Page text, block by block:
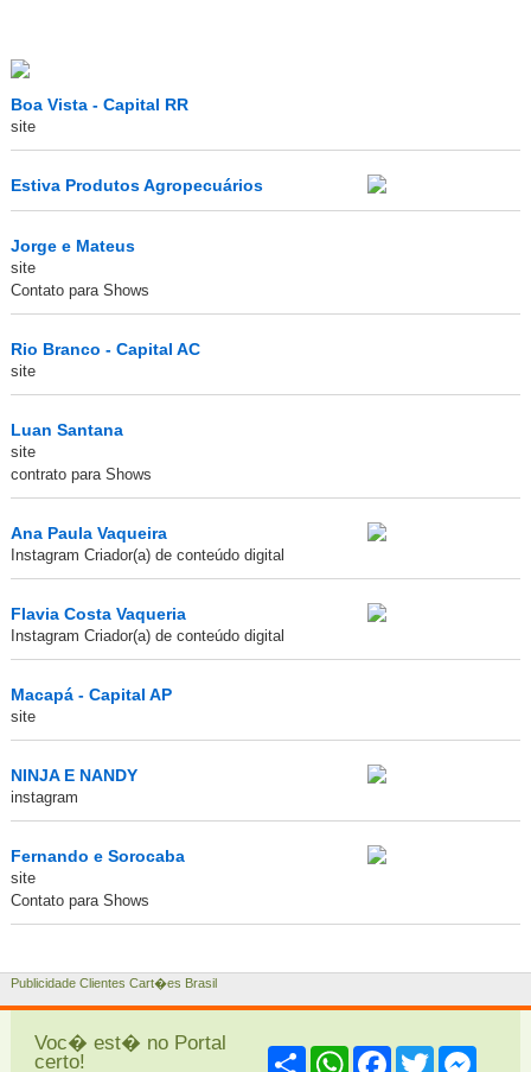
Boa Vista - Capital RR
site
Estiva Produtos Agropecuários
Jorge e Mateus
site
Contato para Shows
Rio Branco - Capital AC
site
Luan Santana
site
contrato para Shows
Ana Paula Vaqueira
Instagram Criador(a) de conteúdo digital
Flavia Costa Vaqueria
Instagram Criador(a) de conteúdo digital
Macapá - Capital AP
site
NINJA E NANDY
instagram
Fernando e Sorocaba
site
Contato para Shows
Publicidade Clientes Cart�es Brasil
Voc� est� no Portal
certo!
ShareWhatsAppFacebook
Twitter